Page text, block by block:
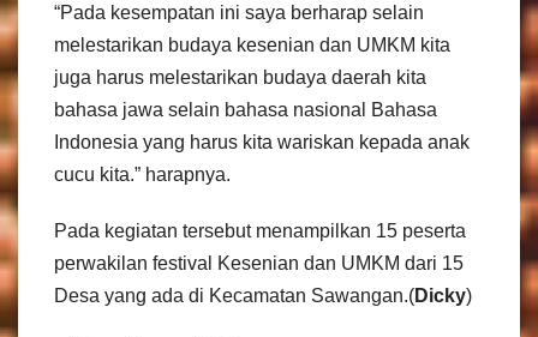
“Pada kesempatan ini saya berharap selain
melestarikan budaya kesenian dan UMKM kita
juga harus melestarikan budaya daerah kita
bahasa jawa selain bahasa nasional Bahasa
Indonesia yang harus kita wariskan kepada anak
cucu kita.” harapnya.
Pada kegiatan tersebut menampilkan 15 peserta
perwakilan festival Kesenian dan UMKM dari 15
Desa yang ada di Kecamatan Sawangan.(Dicky)